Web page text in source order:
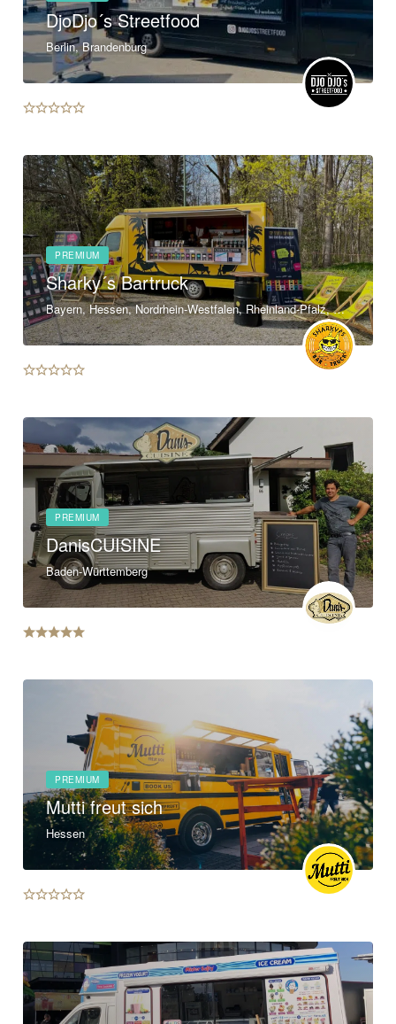
DjoDjo´s Streetfood
Berlin, Brandenburg
PREMIUM
Sharky´s Bartruck
Bayern, Hessen, Nordrhein-Westfalen, Rheinland-Pfalz, Saarland, Baden-Württemberg
PREMIUM
DanisCUISINE
Baden-Württemberg
PREMIUM
Mutti freut sich
Hessen